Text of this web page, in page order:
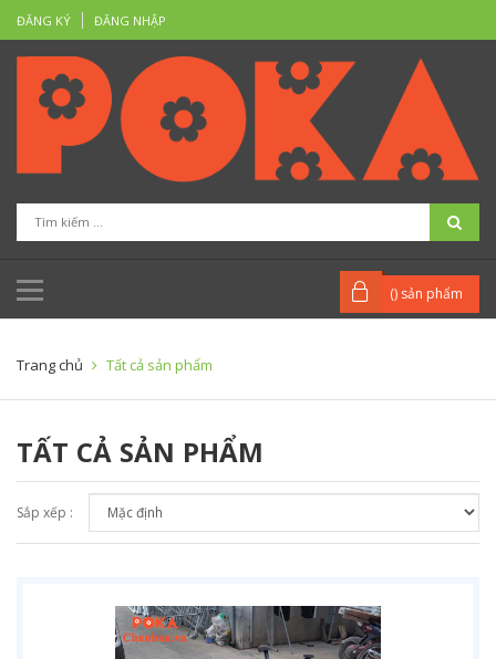
ĐĂNG KÝ ĐĂNG NHẬP
() sản phẩm
Trang chủ Tất cả sản phẩm
TẤT CẢ SẢN PHẨM
Sắp xếp :